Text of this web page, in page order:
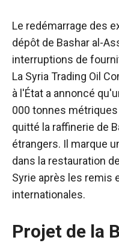
Le redémarrage des
dépôt de Bashar al-
interruptions de
La Syria Trading Oil
à l'État a annoncé
000 tonnes
quitté la raffinerie de
étrangers. Il marque
dans la restauration
Syrie après les remis
internationales.
Projet de la